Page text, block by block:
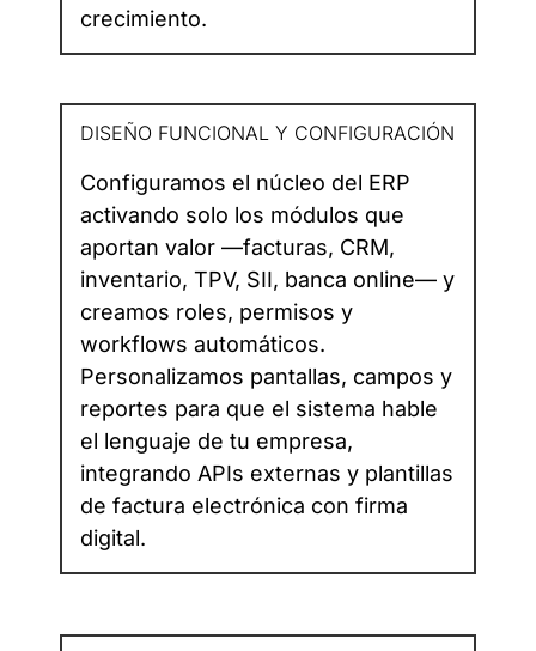
crecimiento.
DISEÑO FUNCIONAL Y CONFIGURACIÓN
Configuramos el núcleo del ERP
activando solo los módulos que
aportan valor —facturas, CRM,
inventario, TPV, SII, banca online— y
creamos roles, permisos y
workflows automáticos.
Personalizamos pantallas, campos y
reportes para que el sistema hable
el lenguaje de tu empresa,
integrando APIs externas y plantillas
de factura electrónica con firma
digital.